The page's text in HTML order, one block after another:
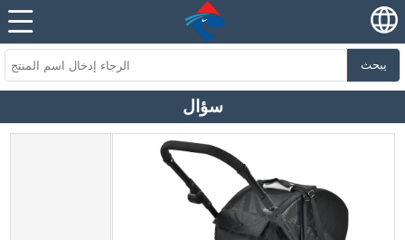
يبحث
سؤال